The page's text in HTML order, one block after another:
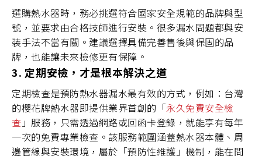
選購熱水器時，務必挑選符合國家安全規範的品牌與型
號，並要求由合格技師進行安裝。很多漏水問題都與安
裝手法不當有關。建議選擇具備完善售後與保固的品
牌，也能讓未來檢修更有保障。
3. 定期安檢，才是根本解決之道
定期檢查是預防熱水器漏水最有效的方式，例如：台灣
的櫻花牌熱水器即提供業界首創的「永久免費安全檢
查 」服務，只需透過網路或回函卡登錄，就能享有每年
一次的免費專業檢查。該服務範圍涵蓋熱水器本體、周
邊管線與安裝環境，屬於「預防性維護」機制，能在問